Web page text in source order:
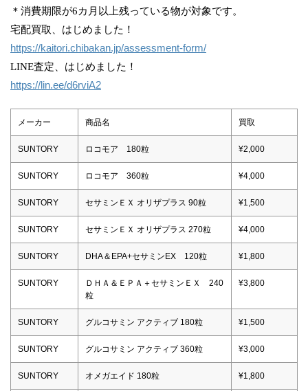
＊消費期限が6カ月以上残っている物が対象です。
宅配買取、はじめました！
https://kaitori.chibakan.jp/assessment-form/
LINE査定、はじめました！
https://lin.ee/d6rviA2
メーカー 商品名 買取
SUNTORY ロコモア 180粒 ¥2,000
SUNTORY ロコモア 360粒 ¥4,000
SUNTORY セサミンＥＸ オリザプラス 90粒 ¥1,500
SUNTORY セサミンＥＸ オリザプラス 270粒 ¥4,000
SUNTORY DHA＆EPA+セサミンEX 120粒 ¥1,800
SUNTORY
ＤＨＡ＆ＥＰＡ＋セサミンＥＸ 240
粒
¥3,800
SUNTORY グルコサミン アクティブ 180粒 ¥1,500
SUNTORY グルコサミン アクティブ 360粒 ¥3,000
SUNTORY オメガエイド 180粒 ¥1,800